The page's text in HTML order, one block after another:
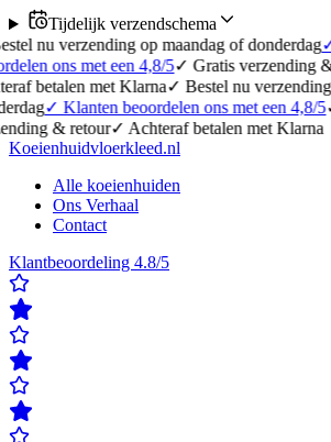
Tijdelijk verzendschema
op maandag of donderdag✓Klanten
een 4,8/5✓Gratis verzending & retour✓
met Klarna ✓Bestel nu verzending op
beoordelen ons met een 4,8/5✓Gratis
✓ Achteraf betalen met Klarna
Koeienhuidvloerkleed.nl
Alle koeienhuiden
Ons Verhaal
Contact
Klantbeoordeling 4.8/5